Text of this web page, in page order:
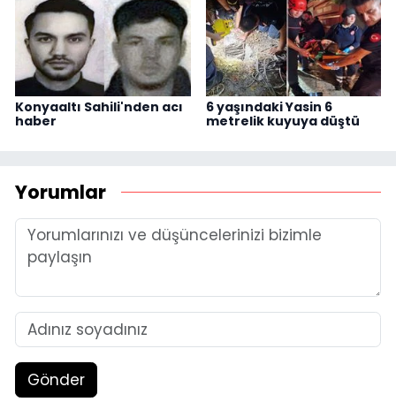
Konyaaltı Sahili'nden acı
haber
6 yaşındaki Yasin 6
metrelik kuyuya düştü
Yorumlar
Gönder